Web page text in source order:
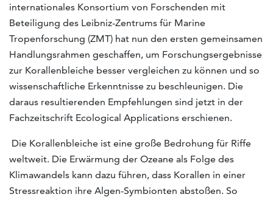
internationales Konsortium von Forschenden mit
Beteiligung des Leibniz-Zentrums für Marine
Tropenforschung (ZMT) hat nun den ersten gemeinsamen
Handlungsrahmen geschaffen, um Forschungsergebnisse
zur Korallenbleiche besser vergleichen zu können und so
wissenschaftliche Erkenntnisse zu beschleunigen. Die
daraus resultierenden Empfehlungen sind jetzt in der
Fachzeitschrift Ecological Applications erschienen.
Die Korallenbleiche ist eine große Bedrohung für Riffe
weltweit. Die Erwärmung der Ozeane als Folge des
Klimawandels kann dazu führen, dass Korallen in einer
Stressreaktion ihre Algen-Symbionten abstoßen. So